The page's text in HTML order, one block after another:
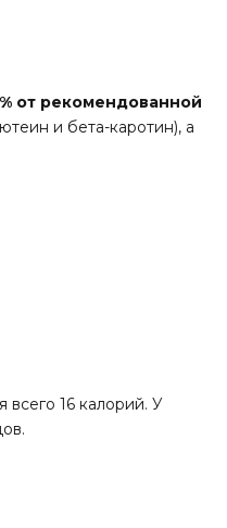
от рекомендованной
и бета-каротин), а
всего 16 калорий. У